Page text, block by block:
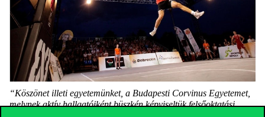
“Köszönet illeti egyetemünket, a Budapesti Corvinus Egyetemet,
melynek aktív hallgatóiként büszkén képviseltük felsőoktatási